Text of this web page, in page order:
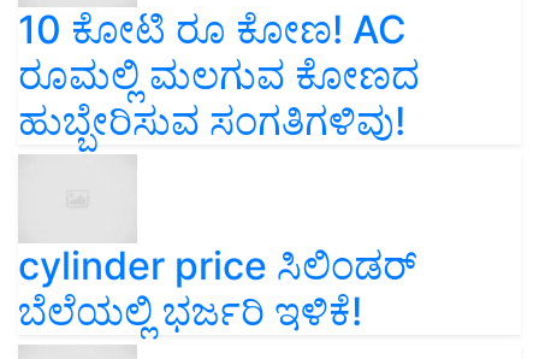
10 ಕೋಟಿ ರೂ ಕೋಣ! AC
ರೂಮಲ್ಲಿ ಮಲಗುವ ಕೋಣದ
ಹುಬ್ಬೇರಿಸುವ ಸಂಗತಿಗಳಿವು!
cylinder price ಸಿಲಿಂಡರ್‌
ಬೆಲೆಯಲ್ಲಿ ಭರ್ಜರಿ ಇಳಿಕೆ!